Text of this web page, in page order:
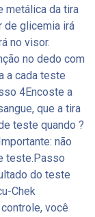
metálica da tira
de glicemia irá
no visor.
no dedo com
a cada teste
4Encoste a
que a tira
teste quando ?
não
teste.Passo
do teste
Chek
você